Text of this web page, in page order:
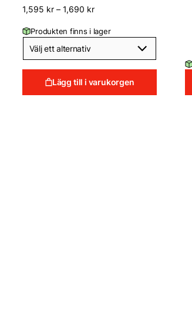
1,595 kr –1,690 kr
Produkten finns i lager
Lägg till i varukorgen